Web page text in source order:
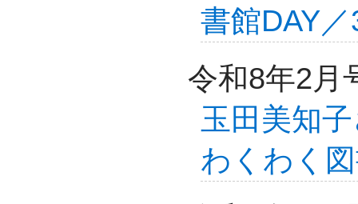
書館DAY
令和8年2月
玉田美知
わくわく